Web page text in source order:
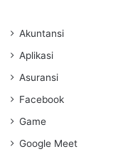
Akuntansi
Aplikasi
Asuransi
Facebook
Game
Google Meet